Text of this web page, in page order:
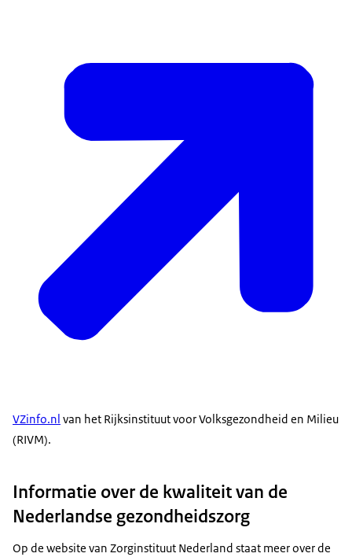
VZinfo.nl van het Rijksinstituut voor Volksgezondheid en Milieu
(RIVM).
Informatie over de kwaliteit van de
Nederlandse gezondheidszorg
Op de website van Zorginstituut Nederland staat meer over de